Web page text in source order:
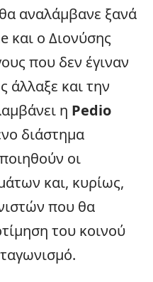
αναλάμβανε ξανά
και ο Διονύσης
που δεν έγιναν
άλλαξε και την
η Pedio
διάστημα
οι
και, κυρίως,
που θα
του κοινού